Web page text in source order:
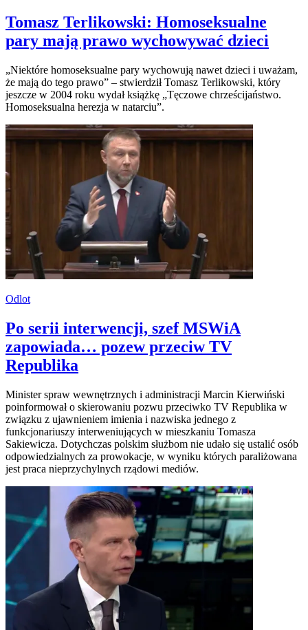
Tomasz Terlikowski: Homoseksualne
pary mają prawo wychowywać dzieci
„Niektóre homoseksualne pary wychowują nawet dzieci i uważam,
że mają do tego prawo” – stwierdził Tomasz Terlikowski, który
jeszcze w 2004 roku wydał książkę „Tęczowe chrześcijaństwo.
Homoseksualna herezja w natarciu”.
Odlot
Po serii interwencji, szef MSWiA
zapowiada… pozew przeciw TV
Republika
Minister spraw wewnętrznych i administracji Marcin Kierwiński
poinformował o skierowaniu pozwu przeciwko TV Republika w
związku z ujawnieniem imienia i nazwiska jednego z
funkcjonariuszy interweniujących w mieszkaniu Tomasza
Sakiewicza. Dotychczas polskim służbom nie udało się ustalić osób
odpowiedzialnych za prowokacje, w wyniku których paraliżowana
jest praca nieprzychylnych rządowi mediów.